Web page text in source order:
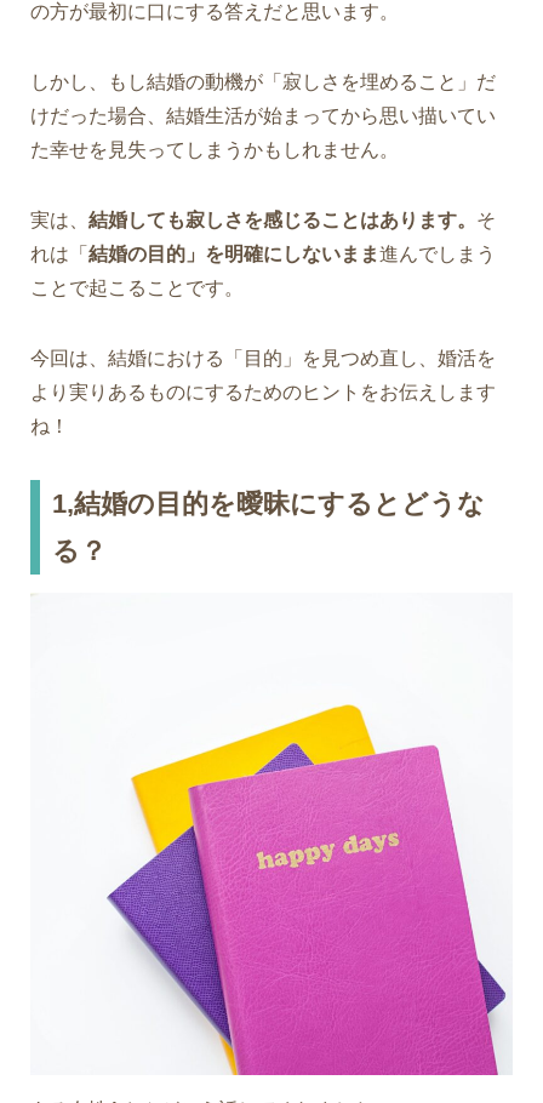
の方が最初に口にする答えだと思います。
しかし、もし結婚の動機が「寂しさを埋めること」だ
けだった場合、結婚生活が始まってから思い描いてい
た幸せを見失ってしまうかもしれません。
実は、 結婚しても寂しさを感じることはあります。 そ
れは「 結婚の目的」を明確にしないまま進んでしまう
ことで起こることです。
今回は、結婚における「目的」を見つめ直し、婚活を
より実りあるものにするためのヒントをお伝えします
ね！
1,結婚の目的を曖昧にするとどうな
る？